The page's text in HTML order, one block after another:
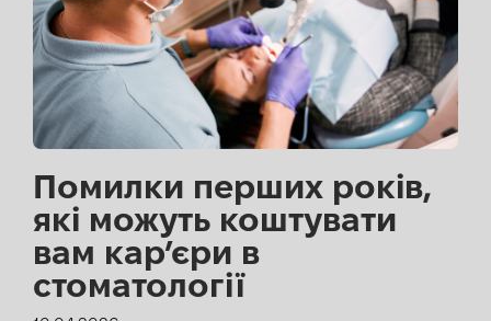
Помилки перших років,
які можуть коштувати
вам кар’єри в
стоматології